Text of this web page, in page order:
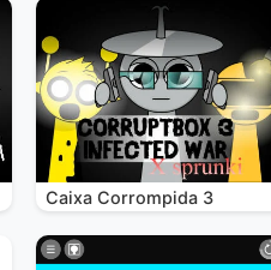
Caixa Corrompida 3